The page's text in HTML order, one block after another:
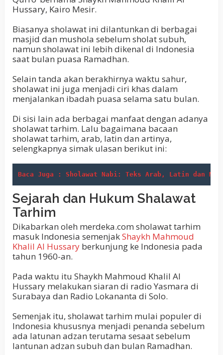
Hussary, Kairo Mesir.
Biasanya sholawat ini dilantunkan di berbagai
masjid dan mushola sebelum sholat subuh,
namun sholawat ini lebih dikenal di Indonesia
saat bulan puasa Ramadhan.
Selain tanda akan berakhirnya waktu sahur,
sholawat ini juga menjadi ciri khas dalam
menjalankan ibadah puasa selama satu bulan.
Di sisi lain ada berbagai manfaat dengan adanya
sholawat tarhim. Lalu bagaimana bacaan
sholawat tarhim, arab, latin dan artinya,
selengkapnya simak ulasan berikut ini:
Baca Juga : Sholawat Nabi: Teks Arab, Latin dan
Sejarah dan Hukum Shalawat
Tarhim
Dikabarkan oleh merdeka.com sholawat tarhim
masuk Indonesia semenjakShaykh Mahmoud
Khalil Al Hussary berkunjung ke Indonesia pada
tahun 1960-an.
Pada waktu itu Shaykh Mahmoud Khalil Al
Hussary melakukan siaran di radio Yasmara di
Surabaya dan Radio Lokananta di Solo.
Semenjak itu, sholawat tarhim mulai populer di
Indonesia khususnya menjadi penanda sebelum
ada latunan adzan terutama sesaat sebelum
lantunan adzan subuh dan bulan Ramadhan.